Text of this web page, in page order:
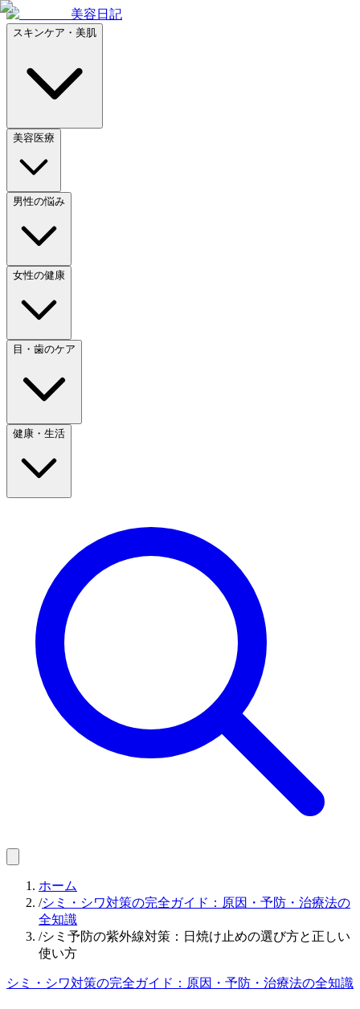
美容日記
スキンケア・美肌
美容医療
男性の悩み
女性の健康
目・歯のケア
健康・生活
ホーム
/シミ・シワ対策の完全ガイド：原因・予防・治療法の
全知識
/シミ予防の紫外線対策：日焼け止めの選び方と正しい
使い方
シミ・シワ対策の完全ガイド：原因・予防・治療法の全知識